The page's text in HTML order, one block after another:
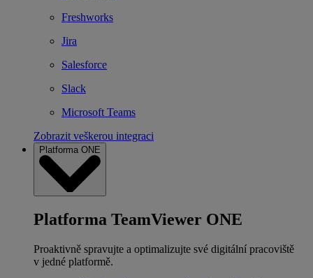
Freshworks
Jira
Salesforce
Slack
Microsoft Teams
Zobrazit veškerou integraci
Platforma ONE
Platforma TeamViewer ONE
Proaktivně spravujte a optimalizujte své digitální pracoviště
v jedné platformě.